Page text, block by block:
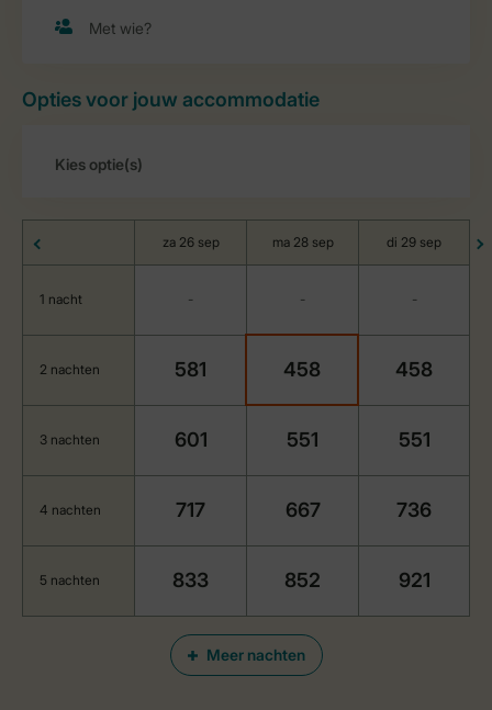
Opties voor jouw accommodatie
Meer nachten
za 26 sep ma 28 sep di 29 sep
1 nacht - - -
2 nachten 581 458 458
3 nachten 601 551 551
4 nachten 717 667 736
5 nachten 833 852 921